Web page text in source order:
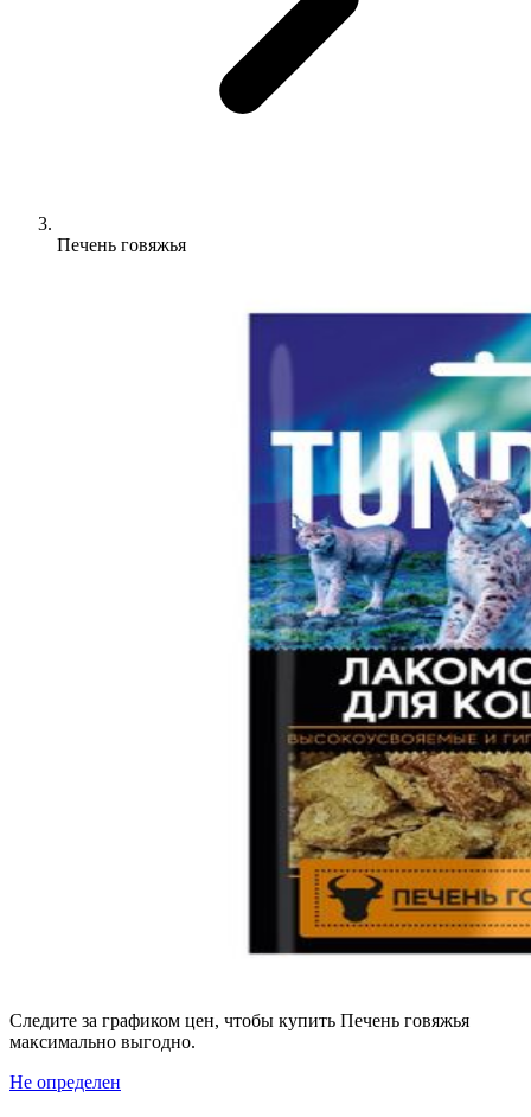
Печень говяжья
Следите за графиком цен, чтобы купить Печень говяжья
максимально выгодно.
Не определен